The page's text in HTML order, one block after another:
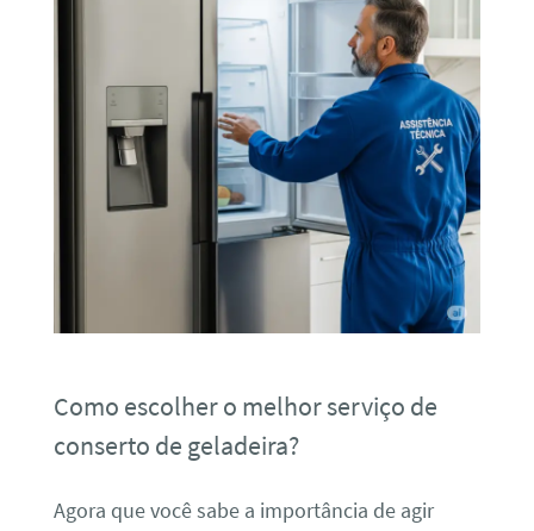
Como escolher o melhor serviço de
conserto de geladeira?
Agora que você sabe a importância de agir